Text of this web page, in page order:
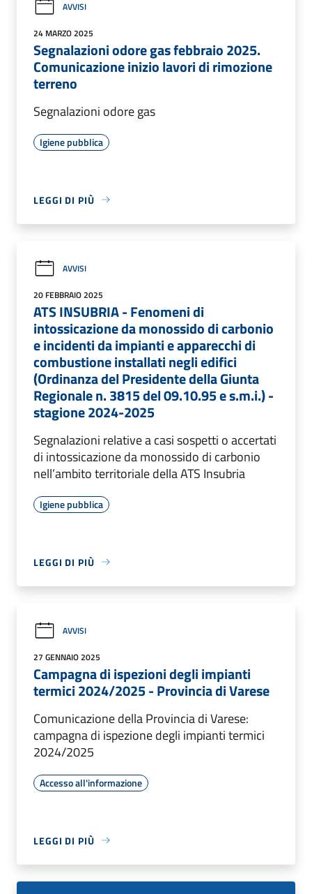
AVVISI
24 MARZO 2025
Segnalazioni odore gas febbraio 2025.
Comunicazione inizio lavori di rimozione
terreno
Segnalazioni odore gas
Igiene pubblica
LEGGI DI PIÙ
AVVISI
20 FEBBRAIO 2025
ATS INSUBRIA - Fenomeni di
intossicazione da monossido di carbonio
e incidenti da impianti e apparecchi di
combustione installati negli edifici
(Ordinanza del Presidente della Giunta
Regionale n. 3815 del 09.10.95 e s.m.i.) -
stagione 2024-2025
Segnalazioni relative a casi sospetti o accertati
di intossicazione da monossido di carbonio
nell’ambito territoriale della ATS Insubria
Igiene pubblica
LEGGI DI PIÙ
AVVISI
27 GENNAIO 2025
Campagna di ispezioni degli impianti
termici 2024/2025 - Provincia di Varese
Comunicazione della Provincia di Varese:
campagna di ispezione degli impianti termici
2024/2025
Accesso all'informazione
LEGGI DI PIÙ